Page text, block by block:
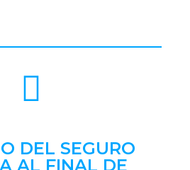
DEL SEGURO
AL FINAL DE